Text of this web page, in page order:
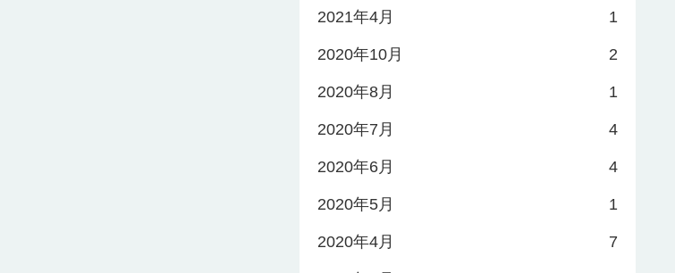
2021年4月 1
2020年10月 2
2020年8月 1
2020年7月 4
2020年6月 4
2020年5月 1
2020年4月 7